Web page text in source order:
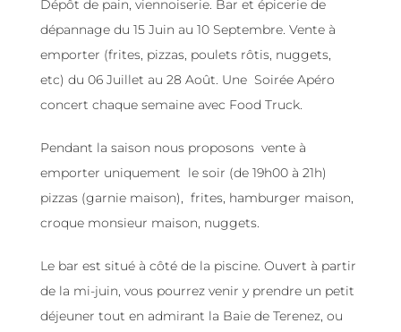
Dépôt de pain, viennoiserie. Bar et épicerie de
dépannage du 15 Juin au 10 Septembre. Vente à
emporter (frites, pizzas, poulets rôtis, nuggets,
etc) du 06 Juillet au 28 Août. Une Soirée Apéro
concert chaque semaine avec Food Truck.
Pendant la saison nous proposons vente à
emporter uniquement le soir (de 19h00 à 21h)
pizzas (garnie maison), frites, hamburger maison,
croque monsieur maison, nuggets.
Le bar est situé à côté de la piscine. Ouvert à partir
de la mi-juin, vous pourrez venir y prendre un petit
déjeuner tout en admirant la Baie de Terenez, ou